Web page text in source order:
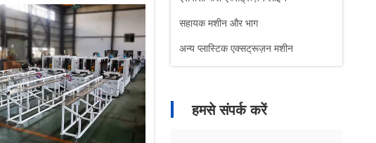
सहायक मशीन और भाग
अन्य प्लास्टिक एक्सट्रूज़न मशीन
हमसे संपर्क करें